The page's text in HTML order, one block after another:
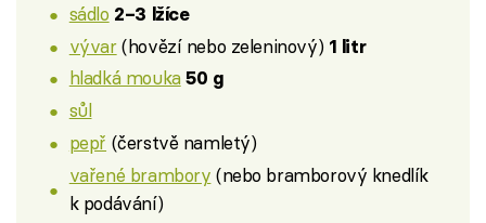
sádlo 2–3 lžíce
vývar(hovězí nebo zeleninový) 1 litr
hladká mouka 50 g
sůl
pepř (čerstvě namletý)
vařené brambory (nebo bramborový knedlík
k podávání)